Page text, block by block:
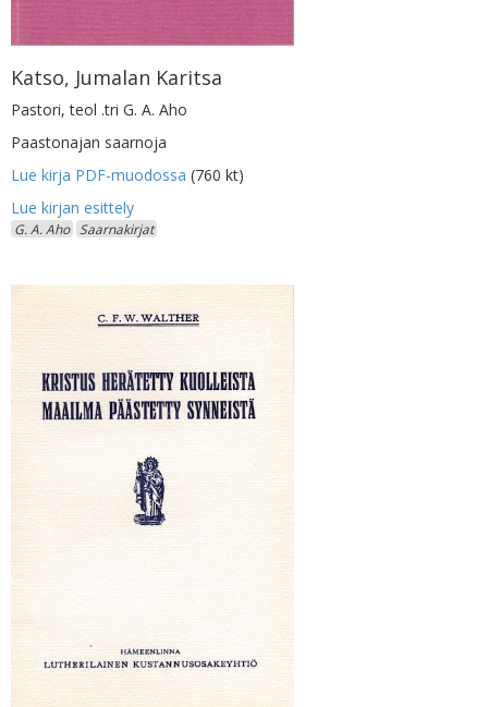
Katso, Jumalan Karitsa
Pastori, teol .tri G. A. Aho
Paastonajan saarnoja
Lue kirja PDF-muodossa (760 kt)
G. A. Aho Saarnakirjat